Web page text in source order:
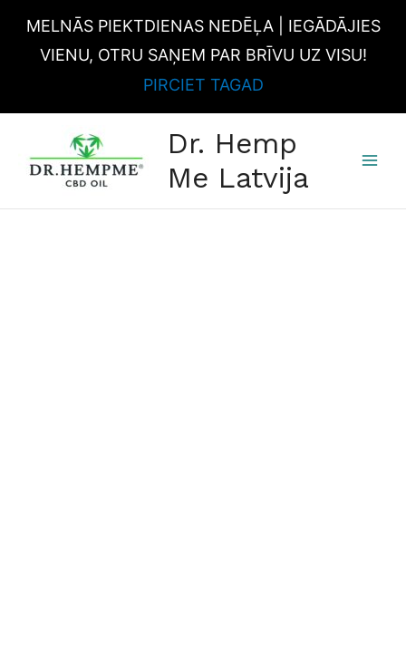
MELNĀS PIEKTDIENAS NEDĒĻA | IEGĀDĀJIES
VIENU, OTRU SAŅEM PAR BRĪVU UZ VISU!
PIRCIET TAGAD
content
Dr. Hemp
Me Latvija